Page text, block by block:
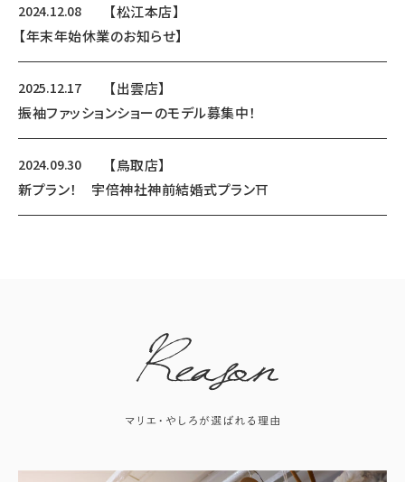
2024.12.08
【松江本店】
【年末年始休業のお知らせ】
2025.12.17
【出雲店】
振袖ファッションショーのモデル募集中！
2024.09.30
【鳥取店】
新プラン！ 宇倍神社神前結婚式プラン⛩️